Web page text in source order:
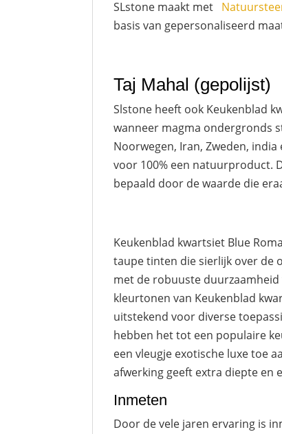
SLstone maakt met
basis van gepersonaliseerd
Taj Mahal (gepolijst)
Slstone heeft ook Keukenblad
wanneer magma ondergronds
Noorwegen, Iran, Zweden,
voor 100% een natuurproduct.
bepaald door de waarde die
Keukenblad kwartsiet Blue
taupe tinten die sierlijk over de
met de robuuste
kleurtonen van Keukenblad
uitstekend voor diverse
hebben het tot een populaire
een vleugje exotische luxe toe
afwerking geeft extra diepte en
Inmeten
Door de vele jaren ervaring is